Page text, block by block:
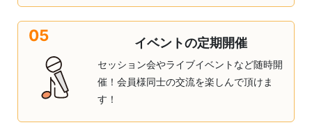
05 イベントの定期開催
セッション会やライブイベントなど随時開
催！会員様同士の交流を楽しんで頂けま
す！